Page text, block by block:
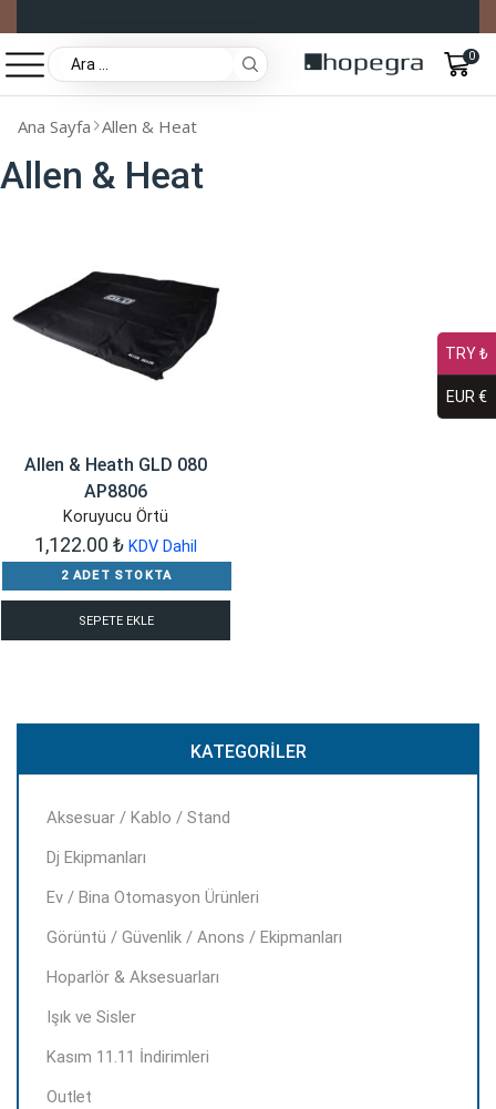
0
Ana Sayfa Allen & Heat
Allen & Heat
Allen & Heath GLD 080
AP8806
Koruyucu Örtü
1,122.00 ₺ KDV Dahil
2 ADET STOKTA
SEPETE EKLE
KATEGORILER
Aksesuar / Kablo / Stand
Dj Ekipmanları
Ev / Bina Otomasyon Ürünleri
Görüntü / Güvenlik / Anons / Ekipmanları
Hoparlör & Aksesuarları
Işık ve Sisler
Kasım 11.11 İndirimleri
Outlet
TRY ₺
EUR €